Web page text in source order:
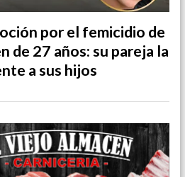
por el femicidio de
de 27 años: su pareja la
a sus hijos